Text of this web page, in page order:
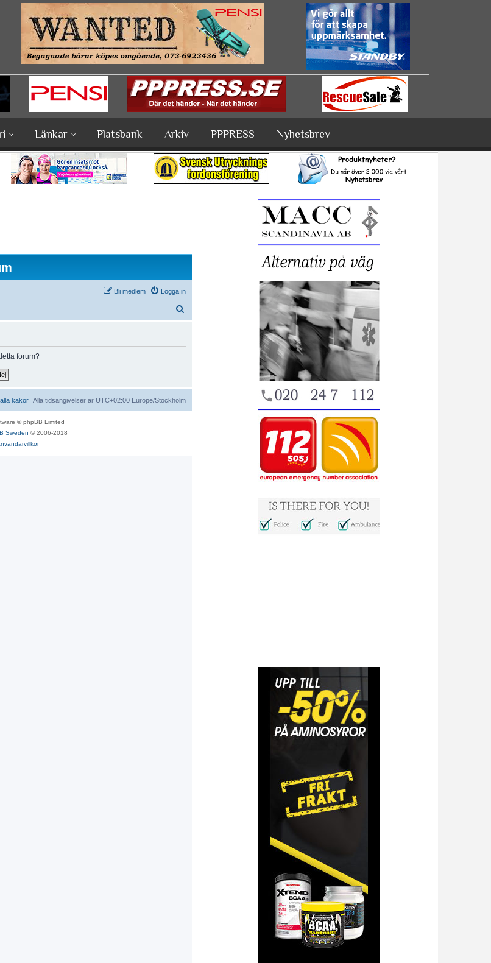
Länkar Platsbank Arkiv PPPRESS Nyhetsbrev